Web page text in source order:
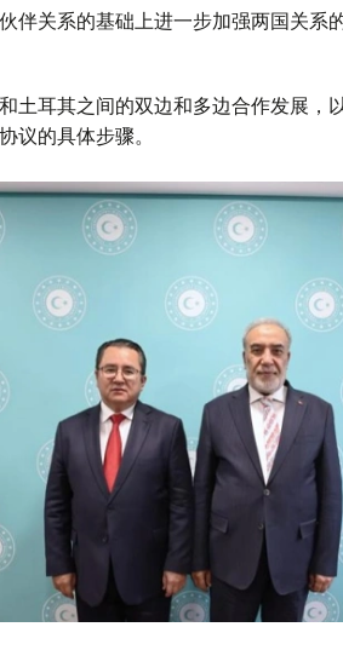
伴关系的基础上进一步加强两国关系
土耳其之间的双边和多边合作发展，
议的具体步骤。